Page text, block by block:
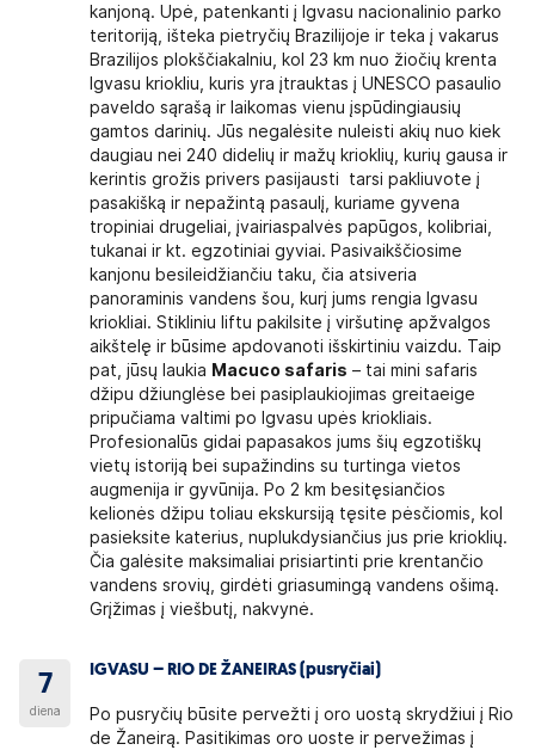
kanjoną. Upė, patenkanti į Igvasu nacionalinio parko
teritoriją, išteka pietryčių Brazilijoje ir teka į vakarus
Brazilijos plokščiakalniu, kol 23 km nuo žiočių krenta
Igvasu kriokliu, kuris yra įtrauktas į UNESCO pasaulio
paveldo sąrašą ir laikomas vienu įspūdingiausių
gamtos darinių. Jūs negalėsite nuleisti akių nuo kiek
daugiau nei 240 didelių ir mažų krioklių, kurių gausa ir
kerintis grožis privers pasijausti tarsi pakliuvote į
pasakišką ir nepažintą pasaulį, kuriame gyvena
tropiniai drugeliai, įvairiaspalvės papūgos, kolibriai,
tukanai ir kt. egzotiniai gyviai. Pasivaikščiosime
kanjonu besileidžiančiu taku, čia atsiveria
panoraminis vandens šou, kurį jums rengia Igvasu
kriokliai. Stikliniu liftu pakilsite į viršutinę apžvalgos
aikštelę ir būsime apdovanoti išskirtiniu vaizdu. Taip
pat, jūsų laukia Macuco safaris – tai mini safaris
džipu džiunglėse bei pasiplaukiojimas greitaeige
pripučiama valtimi po Igvasu upės kriokliais.
Profesionalūs gidai papasakos jums šių egzotiškų
vietų istoriją bei supažindins su turtinga vietos
augmenija ir gyvūnija. Po 2 km besitęsiančios
kelionės džipu toliau ekskursiją tęsite pėsčiomis, kol
pasieksite katerius, nuplukdysiančius jus prie krioklių.
Čia galėsite maksimaliai prisiartinti prie krentančio
vandens srovių, girdėti griasumingą vandens ošimą.
Grįžimas į viešbutį, nakvynė.
7
diena
IGVASU – RIO DE ŽANEIRAS (pusryčiai)
Po pusryčių būsite pervežti į oro uostą skrydžiui į Rio
de Žaneirą. Pasitikimas oro uoste ir pervežimas į